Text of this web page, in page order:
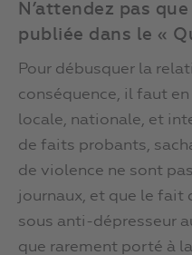
N’attendez pas
publiée dans le «
Pour débusquer la
conséquence, il faut
locale, nationale, et
de faits probants,
de violence ne sont
journaux, et que le fait
sous anti-dépresseur
que rarement porté à